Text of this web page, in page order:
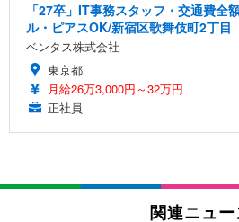
「27卒」IT事務スタッフ・交通費全
ル・ピアスOK/新宿区歌舞伎町2丁目
ベンタス株式会社
東京都
月給26万3,000円～32万円
正社員
関連ニュー